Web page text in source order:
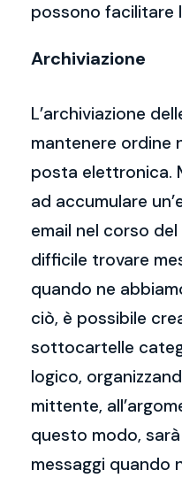
possono facilitare
Archiviazione
L’archiviazione
mantenere ordine
posta elettronica.
ad accumulare
email nel corso
difficile trovare
quando ne
ciò, è possibile
sottocartelle
logico,
mittente,
questo modo,
messaggi quando